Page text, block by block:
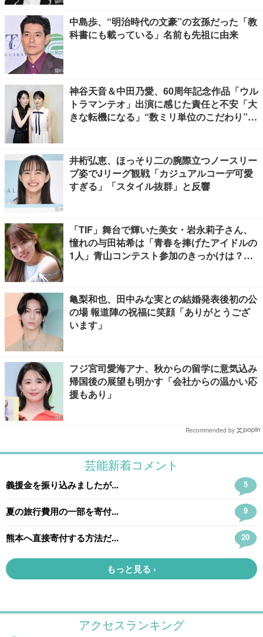
中島歩、“明治時代の文豪”の玄孫だった「教
科書にも載っている」名前も先祖に由来
神谷天音＆中田乃愛、60周年記念作品「ウル
トラマンテオ」出演に感じた責任と不安「大
きな転機になる」“数ミリ単位のこだわり”特
井桁弘恵、ほっそり二の腕際立つノースリー
ブ姿でJリーグ観戦「カジュアルコーデ可愛
すぎる」「スタイル抜群」と反響
「TIF」舞台で輝いた美女・岩永莉子さん、
憧れの与田祐希は「青春を捧げたアイドルの
1人」青山コンテスト参加のきっかけは？
亀梨和也、田中みな実との結婚発表後初の公
の場 報道陣の祝福に笑顔「ありがとうござ
います」
フジ宮司愛海アナ、秋からの留学に意気込み
帰国後の展望も明かす「会社からの温かい応
援もあり」
Recommended by
アクセスランキング